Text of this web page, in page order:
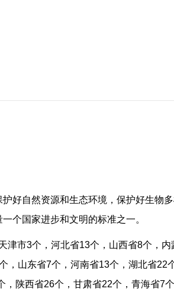
好自然资源和生态环境，保护好生物
个国家进步和文明的标准之一。
市3个，河北省13个，山西省8个，
山东省7个，河南省13个，湖北省22
陕西省26个，甘肃省22个，青海省7